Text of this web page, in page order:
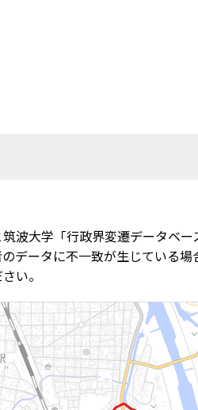
波大学「行政界変遷データベ
ータに不一致が生じている
い。